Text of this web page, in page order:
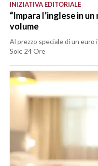
INIZIATIVA EDITORIALE
“Impara l’inglese in
volume
Al prezzo speciale di un euro
Sole 24 Ore